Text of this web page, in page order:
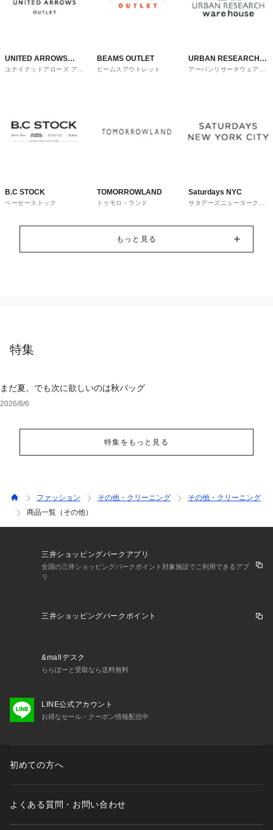
UNITED ARROWS
OUTLET
ユナイテッドアローズ アウ
BEAMS OUTLET
ビームスアウトレット
URBAN RESEARCH
ware house
アーバンリサーチウェアハ
B.C STOCK
ベーセーストック
TOMORROWLAND
トゥモロ－ランド
Saturdays NYC
サタデーズニューヨークシ
もっと見る
特集
まだ夏。でも次に欲しいのは秋バッグ
2026/8/6
特集をもっと見る
ファッション その他・クリーニング
その他・クリーニング
商品一覧（その他）
三井ショッピングパークアプリ
全国の三井ショッピングパークポイント対象施設でご利用できるアプ
リ
三井ショッピングパークポイント
&mallデスク
ららぽーと受取なら送料無料
LINE公式アカウント
お得なセール・クーポン情報配信中
初めての方へ
よくある質問・お問い合わせ